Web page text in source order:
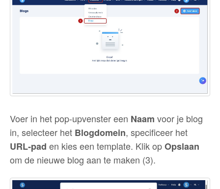
Voer in het pop‑upvenster een Naam voor je blog
in, selecteer het Blogdomein, specificeer het
URL‑pad en kies een template. Klik opOpslaan
om de nieuwe blog aan te maken (3).